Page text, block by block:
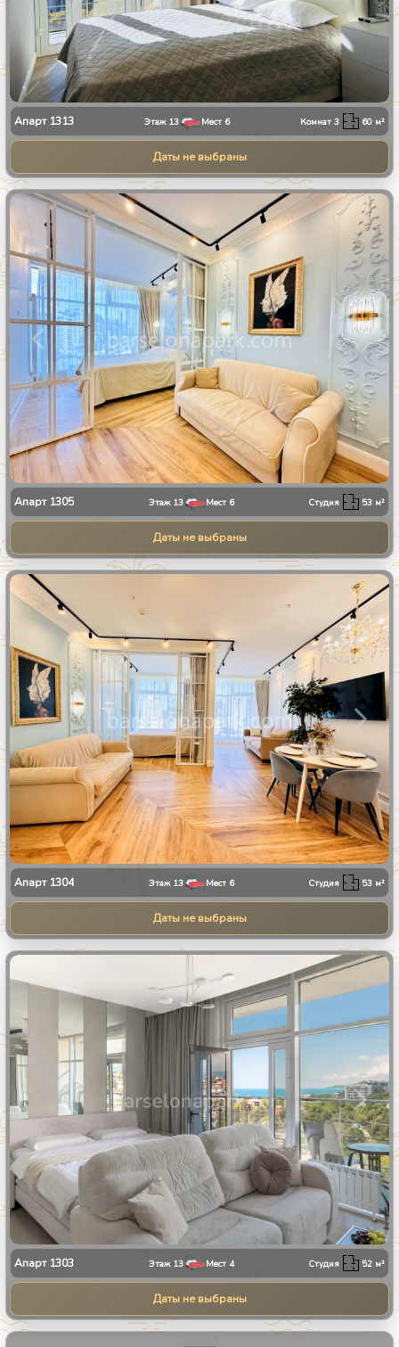
Апарт 1313 Этаж 13 Мест 6 Комнат3 60 м²
Даты не выбраны
Апарт 1305 Этаж 13 Мест 6 Студия 53 м²
Даты не выбраны
Апарт 1304 Этаж 13 Мест 6 Студия 53 м²
Даты не выбраны
/30
Апарт 1303 Этаж 13 Мест 4 Студия 52 м²
Даты не выбраны